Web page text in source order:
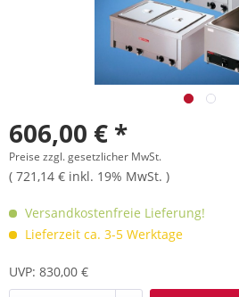
606,00 € *
Preise zzgl. gesetzlicher MwSt.
( 721,14 € inkl. 19% MwSt. )
Versandkostenfreie Lieferung!
Lieferzeit ca. 3-5 Werktage
UVP: 830,00 €